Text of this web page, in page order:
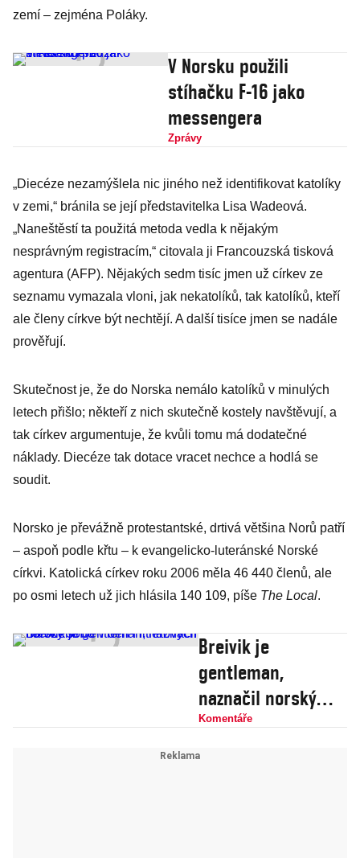
zemí – zejména Poláky.
V Norsku použili
stíhačku F-16 jako
messengera
Zprávy
„Diecéze nezamýšlela nic jiného než identifikovat katolíky
v zemi,“ bránila se její představitelka Lisa Wadeová.
„Naneštěstí ta použitá metoda vedla k nějakým
nesprávným registracím,“ citovala ji Francouzská tisková
agentura (AFP). Nějakých sedm tisíc jmen už církev ze
seznamu vymazala vloni, jak nekatolíků, tak katolíků, kteří
ale členy církve být nechtějí. A další tisíce jmen se nadále
prověřují.
Skutečnost je, že do Norska nemálo katolíků v minulých
letech přišlo; někteří z nich skutečně kostely navštěvují, a
tak církev argumentuje, že kvůli tomu má dodatečné
náklady. Diecéze tak dotace vracet nechce a hodlá se
soudit.
Norsko je převážně protestantské, drtivá většina Norů patří
– aspoň podle křtu – k evangelicko-luteránské Norské
církvi. Katolická církev roku 2006 měla 46 440 členů, ale
po osmi letech už jich hlásila 140 109, píše The Local.
Breivik je
gentleman,
naznačil norský
soud v den
Hitlerových
Komentáře